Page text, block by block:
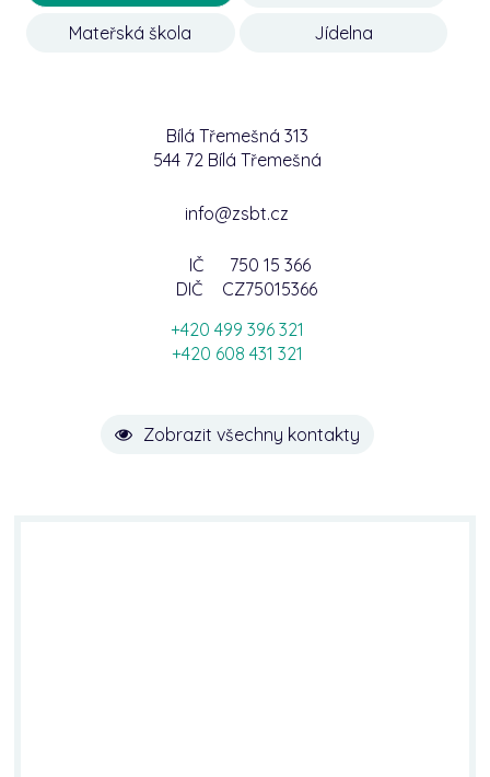
Mateřská škola Jídelna
Bílá Třemešná 313
544 72 Bílá Třemešná
info@zsbt.cz
IČ
750 15 366
DIČ
CZ75015366
+420 499 396 321
+420 608 431 321
Zobrazit všechny kontakty